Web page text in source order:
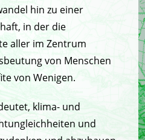
hin zu einer
in der die
aller im Zentrum
von Menschen
von Wenigen.
klima- und
und